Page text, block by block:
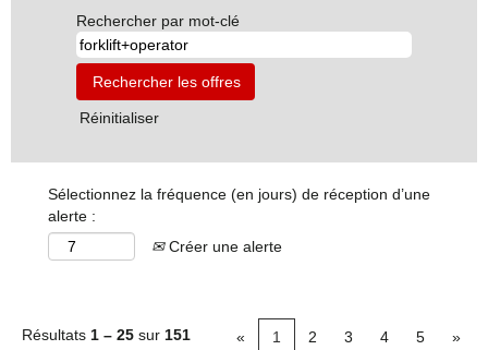
Rechercher par mot-clé
Réinitialiser
Sélectionnez la fréquence (en jours) de réception d’une
alerte :
Créer une alerte
Résultats 1 – 25 sur 151 « 1 2 3 4 5 »